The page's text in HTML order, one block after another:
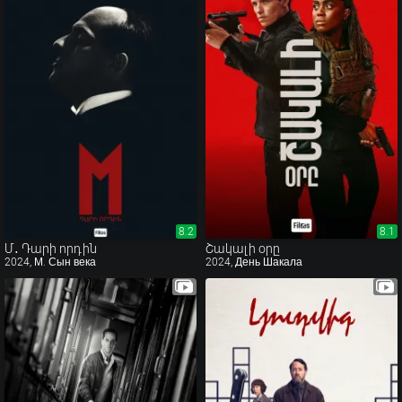
8.2
8.2
Մ․ Դարի որդին
2024, М. Сын века
8.1
8.1
Շակալի օրը
2024, День Шакала